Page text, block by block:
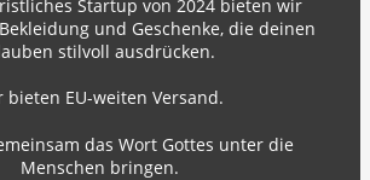
Startup von 2024 bieten wir
und Geschenke, die deinen
stilvoll ausdrücken.
bieten EU-weiten Versand.
das Wort Gottes unter die
Menschen bringen.